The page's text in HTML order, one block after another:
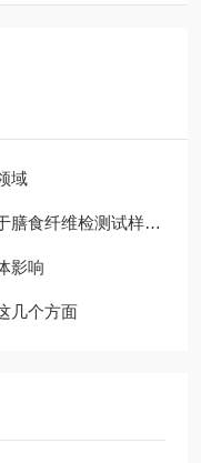
域
维检测试样的操作流程
影响
几个方面